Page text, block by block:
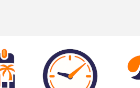
Innowacyjne